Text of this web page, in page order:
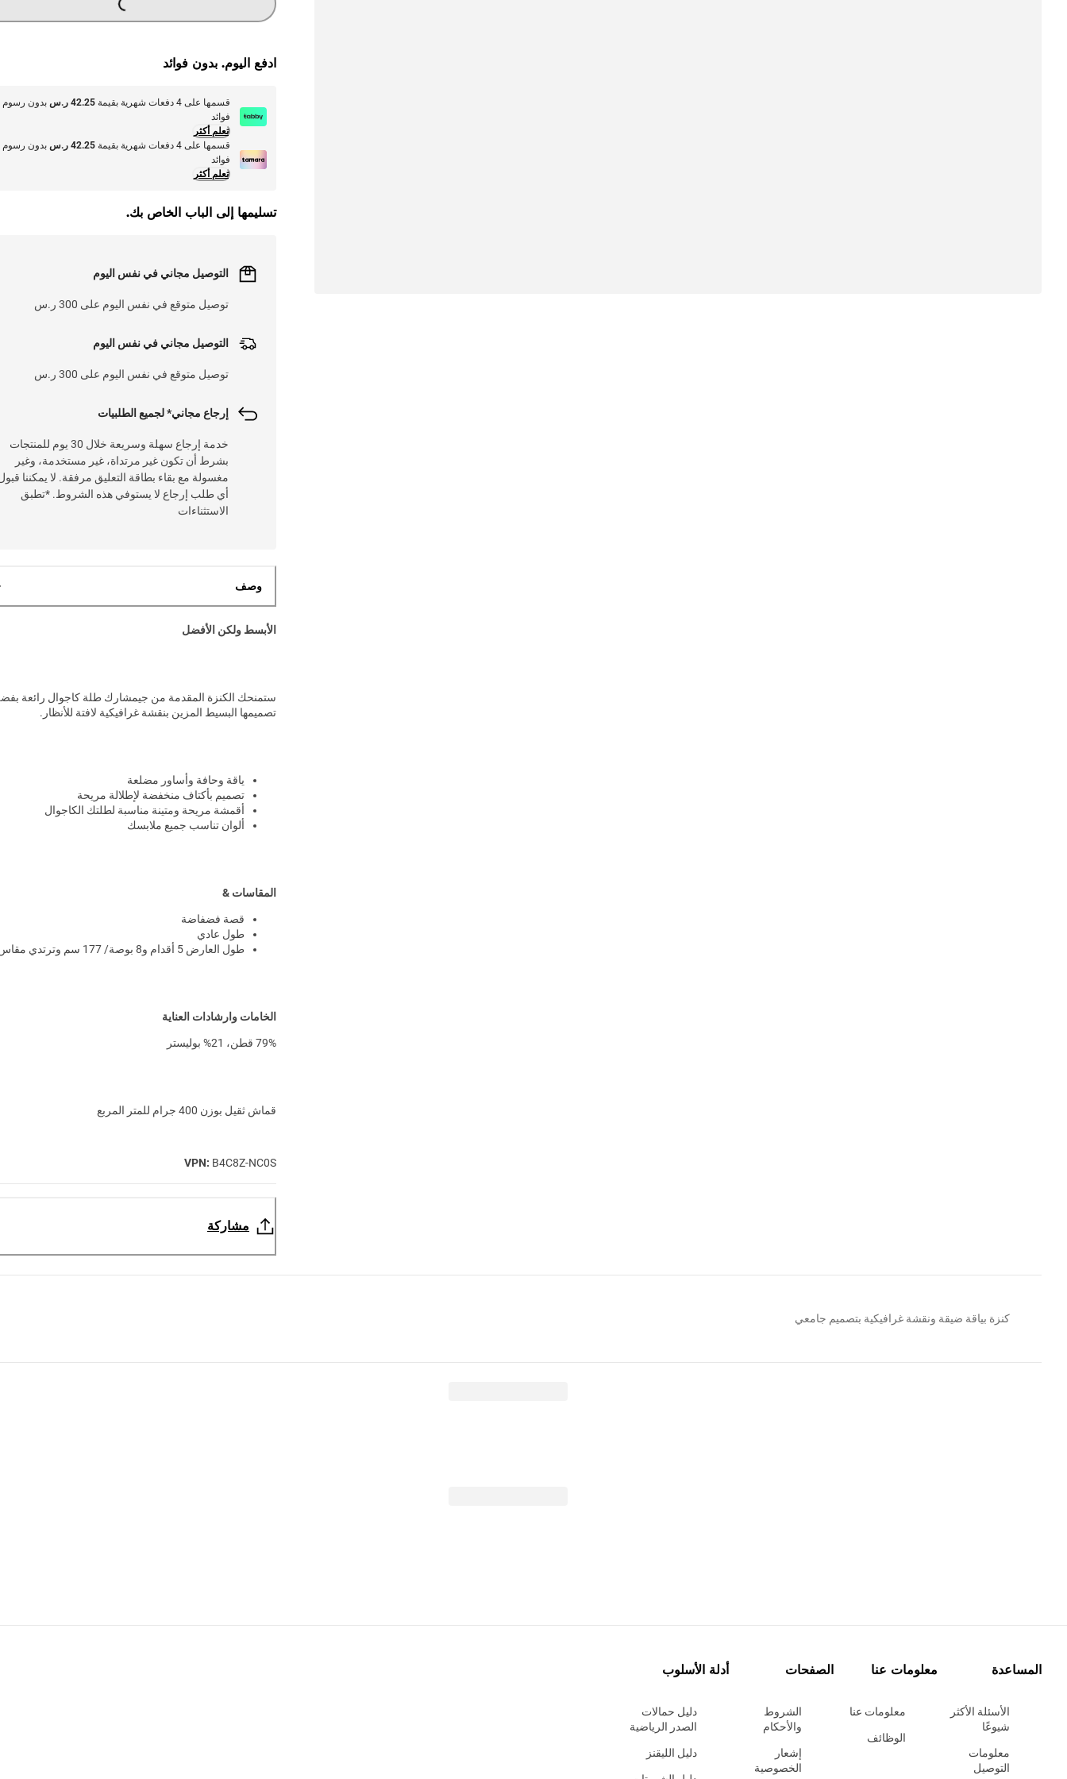
ادفع اليوم. بدون فوائد
قسمها على 4 دفعات شهرية بقيمة 42.25 ر.س
بدون رسوم
فوائد
تعلم أكثر
قسمها على 4 دفعات شهرية بقيمة
42.25 ر.س
بدون رسوم
فوائد
تعلم أكثر
تسليمها إلى الباب الخاص بك.
التوصيل مجاني في نفس اليوم
توصيل متوقع في نفس اليوم على 300 ر.س
التوصيل مجاني في نفس اليوم
توصيل متوقع في نفس اليوم على 300 ر.س
إرجاع مجاني* لجميع الطلبيات
خدمة إرجاع سهلة وسريعة خلال 30 يوم للمنتجات
بشرط أن تكون غير مرتداة، غير مستخدمة، وغير
مغسولة مع بقاء بطاقة التعليق مرفقة. لا يمكننا
أي طلب إرجاع لا يستوفي هذه الشروط. *تطبق
الاستثناءات
وصف
الأبسط ولكن الأفضل
ستمنحك الكنزة المقدمة من جيمشارك طلة كاجوال رائعة
تصميمها البسيط المزين بنقشة غرافيكية لافتة للأنظار.
ياقة وحافة وأساور مضلعة
تصميم بأكتاف منخفضة لإطلالة مريحة
أقمشة مريحة ومتينة مناسبة لطلتك الكاجوال
ألوان تناسب جميع ملابسك
المقاسات &
قصة فضفاضة
طول عادي
طول العارض 5 أقدام و8 بوصة/ 177 سم وترتدي مقاس XS
الخامات وارشادات العناية
79% قطن، 21% بوليستر
قماش ثقيل بوزن 400 جرام للمتر المربع
VPN: B4C8Z-NC0S
مشاركة
كنزة بياقة ضيقة ونقشة غرافيكية بتصميم جامعي
المساعدة
الأسئلة الأكثر
شيوعًا
معلومات
التوصيل
معلومات عنا
معلومات عنا
الوظائف
الصفحات
الشروط
والأحكام
إشعار
الخصوصية
أدلة الأسلوب
دليل حمالات
الصدر الرياضية
دليل الليقنز